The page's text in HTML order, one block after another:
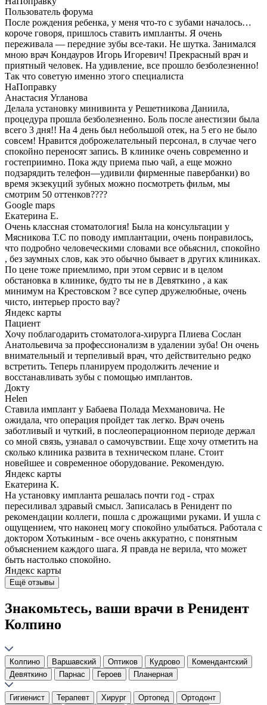
Пользователь форума
После рождения ребенка, у меня что-то с зубами началось…
короче говоря, пришлось ставить импланты. Я очень
переживала — передние зубы все-таки. Не шутка. Занимался
мною врач Кондауров Игорь Игоревич! Прекрасный врач и
приятный человек. На удивление, все прошло безболезненно!
Так что советую именно этого специалиста
НаПоправку
Анастасия Угланова
Делала установку минивинта у Решетникова Даниила,
процедура прошла безболезненно. Боль после анестизии была
всего 3 дня!! На 4 день был небольшой отек, на 5 его не было
совсем! Нравится доброжелательный персонал, в случае чего
спокойно переносят запись. В клинике очень современно и
гостеприимно. Пока жду приема пью чай, а еще можно
подзарядить телефон—удивили фирменные павербанки) во
время экзекуций зубных можно посмотреть фильм, мы
смотрим 50 оттенков????
Google maps
Екатерина Е.
Очень классная стоматология! Была на консультации у
Мясникова Т.С по поводу имплантации, очень понравилось,
что подробно человеческими словами все обьяснил, спокойно
, без заумных слов, как это обычно бывает в других клиниках.
По цене тоже приемлимо, при этом сервис и в целом
обстановка в клинике, будто ты не в Девяткино , а как
минимум на Крестовском ? все супер дружелюбные, очень
чисто, интерьер просто вау?
Яндекс карты
Пациент
Хочу поблагодарить стоматолога-хирурга Плиева Сослан
Анатольевича за профессионализм в удалении зуба! Он очень
внимательный и терпеливый врач, что действительно редко
встретить. Теперь планируем продолжить лечение и
восстанавливать зубы с помощью имплантов.
Докту
Helen
Ставила имплант у Бабаева Полада Мехмановича. Не
ожидала, что операция пройдет так легко. Врач очень
заботливый и чуткий, в послеоперационном периоде держал
со мной связь, узнавал о самочувствии. Еще хочу отметить на
сколько клиника развита в техническом плане. Стоит
новейшее и современное оборудование. Рекомендую.
Яндекс карты
Екатерина К.
На установку импланта решалась почти год - страх
пересиливал здравый смысл. Записалась в Ренидент по
рекомендации коллеги, пошла с дрожащими руками. И ушла с
ощущением, что наконец могу спокойно улыбаться. Работала с
доктором Хотькиным - все очень аккуратно, с понятным
объяснением каждого шага. Я правда не верила, что может
быть настолько спокойно.
Яндекс карты
Ещё отзывы
Знакомьтесь, ваши врачи в Ренидент
Колпино
Колпино Варшавский Оптиков Кудрово
Комендантский
Девяткино
Парнас Героев Планерная
Гигиенист Терапевт Хирург Ортопед
Ортодонт